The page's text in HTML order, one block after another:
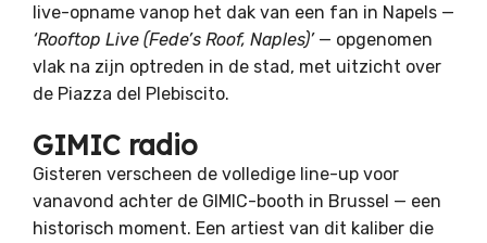
live-opname vanop het dak van een fan in Napels —
‘Rooftop Live (Fede’s Roof, Naples)’— opgenomen
vlak na zijn optreden in de stad, met uitzicht over
de Piazza del Plebiscito.
GIMIC radio
Gisteren verscheen de volledige line-up voor
vanavond achter de GIMIC-booth in Brussel — een
historisch moment. Een artiest van dit kaliber die